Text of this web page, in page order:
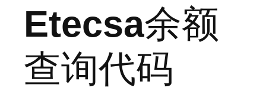
Etecsa余额
查询代码